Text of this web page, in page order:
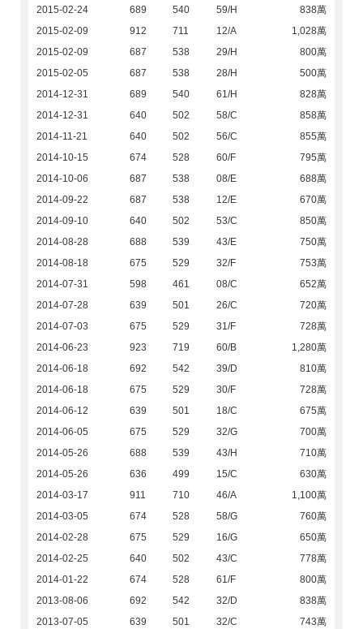
2015-02-24
689 540 59/H
838萬
2015-02-09
912 711 12/A
1,028萬
2015-02-09
687 538 29/H
800萬
2015-02-05
687 538 28/H
500萬
2014-12-31
689 540 61/H
828萬
2014-12-31
640 502 58/C
858萬
2014-11-21
640 502 56/C
855萬
2014-10-15
674 528 60/F
795萬
2014-10-06
687 538 08/E
688萬
2014-09-22
687 538 12/E
670萬
2014-09-10
640 502 53/C
850萬
2014-08-28
688 539 43/E
750萬
2014-08-18
675 529 32/F
753萬
2014-07-31
598 461 08/C
652萬
2014-07-28
639 501 26/C
720萬
2014-07-03
675 529 31/F
728萬
2014-06-23
923 719 60/B
1,280萬
2014-06-18
692 542 39/D
810萬
2014-06-18
675 529 30/F
728萬
2014-06-12
639 501 18/C
675萬
2014-06-05
675 529 32/G
700萬
2014-05-26
688 539 43/H
710萬
2014-05-26
636 499 15/C
630萬
2014-03-17
911 710 46/A
1,100萬
2014-03-05
674 528 58/G
760萬
2014-02-28
675 529 16/G
650萬
2014-02-25
640 502 43/C
778萬
2014-01-22
674 528 61/F
800萬
2013-08-06
692 542 32/D
838萬
2013-07-05
639 501 32/C
743萬